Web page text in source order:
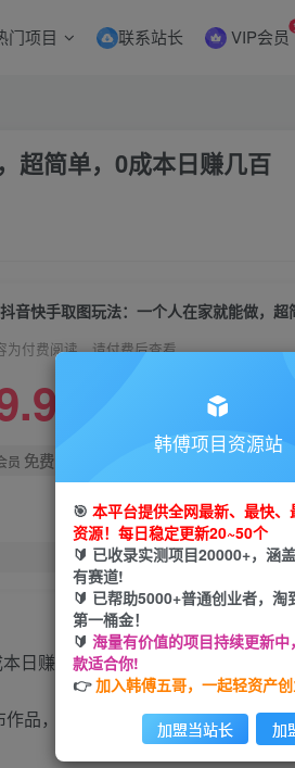
门项目 联系站长 VIP会员
超简单，0成本日赚几百
音快手取图玩法：一个人在家就能做，
为付费阅读，请付费后查看
员 免费
您当前未
品，引导粉丝搜索小程序输入专属
韩傅项目资源站
🎯 本平台提供全网最新、最快、
资源！每日稳定更新20~50个
🔰 已收录实测项目20000+，涵
有赛道!
🔰 已帮助5000+普通创业者，淘
第一桶金！
🔰 海量有价值的项目持续更新中
款适合你!
👉加入韩傅五哥，一起轻资产创
加盟当站长 加